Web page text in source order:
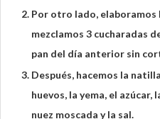
Por otro lado, elaboramos
mezclamos 3 cucharadas
pan del día anterior sin
Después, hacemos la
huevos, la yema, el azúcar,
nuez moscada y la sal.